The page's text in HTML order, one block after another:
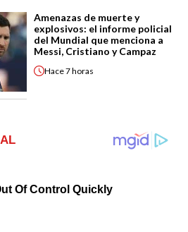
Amenazas de muerte y
explosivos: el informe policial
del Mundial que menciona a
Messi, Cristiano y Campaz
Hace7 horas